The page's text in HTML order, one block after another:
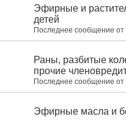
Эфирные и
детей
Последнее сообщение от
Раны, разбитые
прочие
Последнее сообщение от
Эфирные масла и